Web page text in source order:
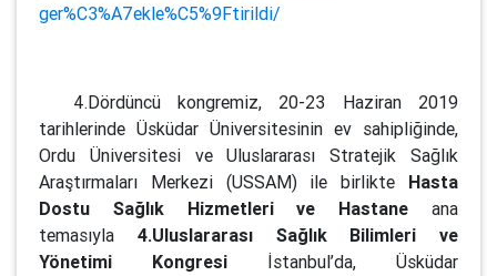
ger%C3%A7ekle%C5%9Ftirildi/
4.Dördüncü kongremiz, 20-23 Haziran 2019
tarihlerinde Üsküdar Üniversitesinin ev sahipliğinde,
Ordu Üniversitesi ve Uluslararası Stratejik Sağlık
Araştırmaları Merkezi (USSAM) ile birlikte Hasta
Dostu Sağlık Hizmetleri ve Hastane ana
temasıyla 4.Uluslararası Sağlık Bilimleri ve
Yönetimi Kongresi İstanbul’da, Üsküdar